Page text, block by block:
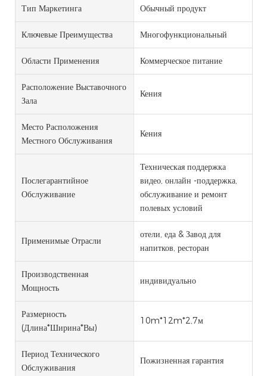
Тип Маркетинга Обычный продукт
Ключевые Преимущества Многофункциональный
Области Применения Коммерческое питание
Расположение Выставочного
Зала
Кения
Место Расположения
Местного Обслуживания
Кения
Послегарантийное
Обслуживание
Техническая поддержка
видео, онлайн -поддержка,
обслуживание и ремонт
полевых условий
Применимые Отрасли
отели, еда & Завод для
напитков, ресторан
Производственная
Мощность
индивидуально
Размерность
(длина*ширина*вы)
10m*12m*2,7м
Период Технического
Обслуживания
Пожизненная гарантия